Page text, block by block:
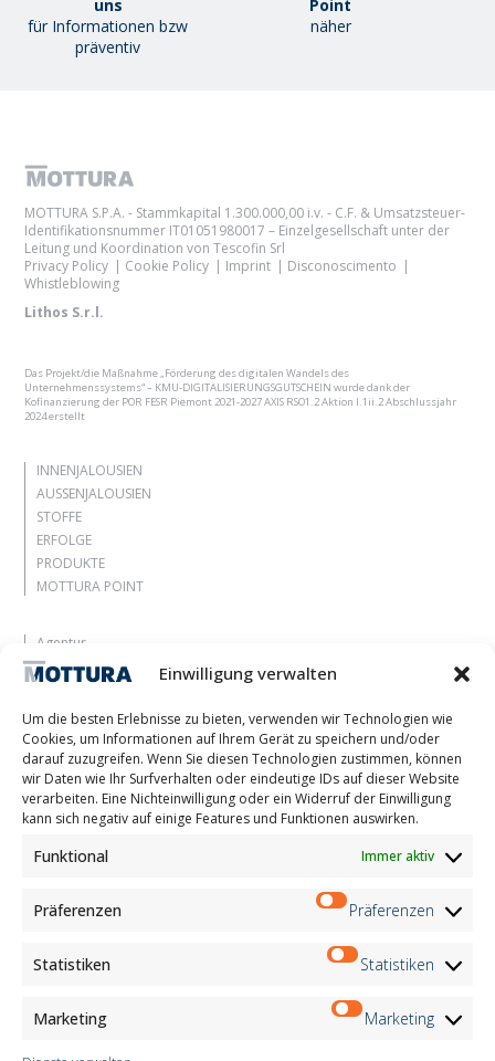
Einwilligung verwalten
Um die besten Erlebnisse zu bieten, verwenden wir Technologien wie
Cookies, um Informationen auf Ihrem Gerät zu speichern und/oder
darauf zuzugreifen. Wenn Sie diesen Technologien zustimmen, können
wir Daten wie Ihr Surfverhalten oder eindeutige IDs auf dieser Website
verarbeiten. Eine Nichteinwilligung oder ein Widerruf der Einwilligung
kann sich negativ auf einige Features und Funktionen auswirken.
Funktional Immer aktiv
Präferenzen Präferenzen
Statistiken Statistiken
Marketing Marketing
uns
für Informationen bzw
präventiv
Point
näher
MOTTURA S.P.A. - Stammkapital 1.300.000,00 i.v. - C.F. & Umsatzsteuer-
Identifikationsnummer IT01051980017 – Einzelgesellschaft unter der
Leitung und Koordination von Tescofin Srl
Privacy Policy
Cookie Policy Imprint
Disconoscimento
Whistleblowing
Lithos S.r.l.
Das Projekt/die Maßnahme „Förderung des digitalen Wandels des
Unternehmenssystems“ – KMU-DIGITALISIERUNGSGUTSCHEIN wurde dank der
Kofinanzierung der POR FESR Piemont 2021-2027 AXIS RSO1.2 Aktion I.1ii.2 Abschlussjahr
2024 erstellt
INNENJALOUSIEN
AUSSENJALOUSIEN
STOFFE
ERFOLGE
PRODUKTE
MOTTURA POINT
Agentur
Lassen Sie sich inspirieren
Kontakte
Arbeite mit uns
Reservierter Bereich
Zertifizierungen
M2Net
Child Safety
Customer Information
Information for Candidates
Register Information